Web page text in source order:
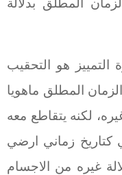
المطلق بدلالة
التمييز هو التحقيب
المطلق ماهويا
لكنه يتقاطع معه
كتاريخ زماني ارضي
غيره من الاجسام